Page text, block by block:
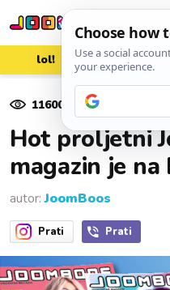
lol! aww
116008 pregleda
Hot proljetni
magazin je na
autor:JoomBoos
Prati Prati